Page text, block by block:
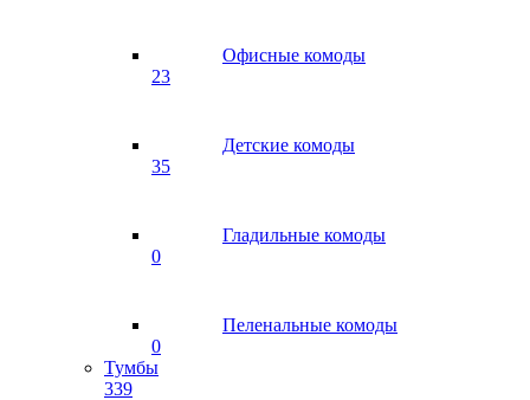
Офисные комоды
23
Детские комоды
35
Гладильные комоды
0
Пеленальные комоды
0
Тумбы
339